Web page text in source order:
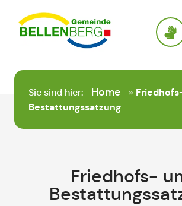
springen
Sie sind hier: Home »
Bestattungssatzung
Friedhofs-